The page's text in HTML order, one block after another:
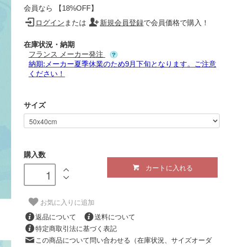
会員なら 【18%OFF】
ログイン または 新規会員登録で会員価格で購入！
在庫状況・納期
フランス メーカー発注
納期:メーカー夏季休業のため9月下旬となります。ご注意
ください！
サイズ
購入数
カートに入れる
お気に入りに追加
返品について
送料について
特定商取引法に基づく表記
この商品について問い合わせる（在庫状況、サイズオーダ